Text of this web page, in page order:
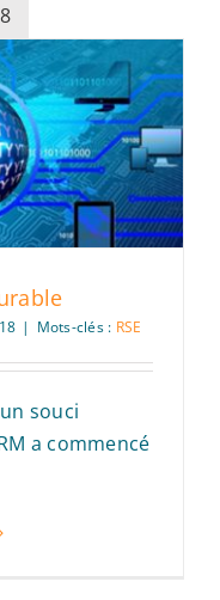
| Mots-clés : RSE
souci
a commencé